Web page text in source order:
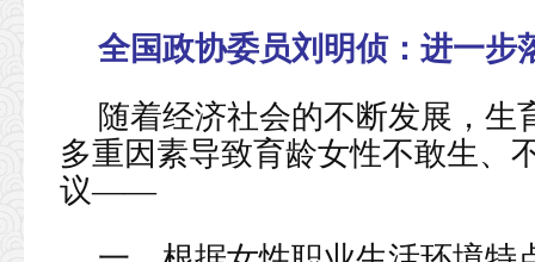
全国政协委员刘明侦： 进一步
随着经济社会的不断发展，
多重因素导致育龄女性不敢生、
议——